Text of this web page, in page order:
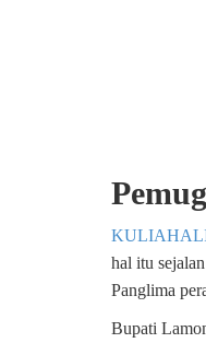
hal itu
Panglima
Bupati